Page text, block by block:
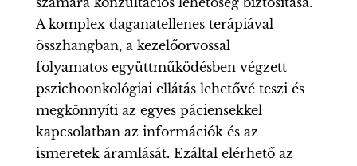
A komplex daganatellenes terápiával
összhangban, a kezelőorvossal
folyamatos együttműködésben végzett
pszichoonkológiai ellátás lehetővé teszi és
megkönnyíti az egyes páciensekkel
kapcsolatban az információk és az
ismeretek áramlását. Ezáltal elérhető az